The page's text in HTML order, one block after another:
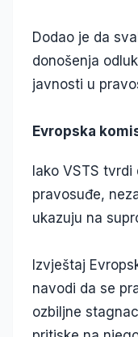
Dodao je da
donošenja
javnosti u
Evropska
Iako VSTS
pravosuđe,
ukazuju na
Izvještaj
navodi da se
ozbiljne